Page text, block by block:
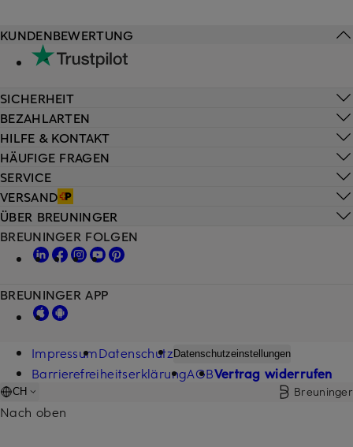
HILFE & KONTAKT
HÄUFIGE FRAGEN
SERVICE
VERSAND
KUNDENBEWERTUNG
SICHERHEIT
BEZAHLARTEN
ÜBER BREUNINGER
BREUNINGER FOLGEN
BREUNINGER APP
ImpressumDatenschutz Datenschutzeinstellungen
BarrierefreiheitserklärungAGBVertrag widerrufen
CH Breuninger
Nach oben